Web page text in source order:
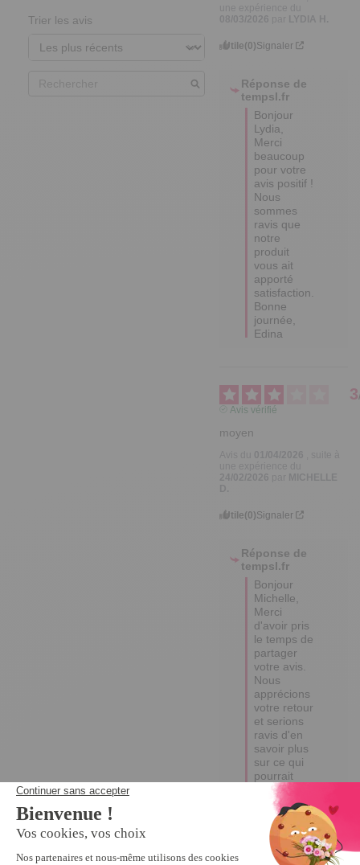
Trier les avis
Utile(0)Signaler
Réponse de
tempsl.fr
Bonjour
Lydia,
Merci
beaucoup
pour votre
avis positif !
Nous
sommes
ravis que
notre
produit
vous ait
apporté
satisfaction.
Bonne
journée,
Edina
3
Avis vérifié
moyen
24/02/2026
MICHELLE
D.
Utile(0)Signaler
Réponse de
tempsl.fr
Bonjour
Michelle,
Merci
d'avoir pris
le temps de
partager
votre avis.
Nous
apprécions
votre retour
et serions
ravis d'en
savoir plus
sur ce qui
pourrait
améliorer
votre
expérience.
Bonne
journée,
Edina